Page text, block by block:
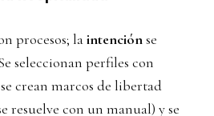
procesos; laintenciónse
seleccionan perfiles con
crean marcos de libertad
resuelve con un manual) y se